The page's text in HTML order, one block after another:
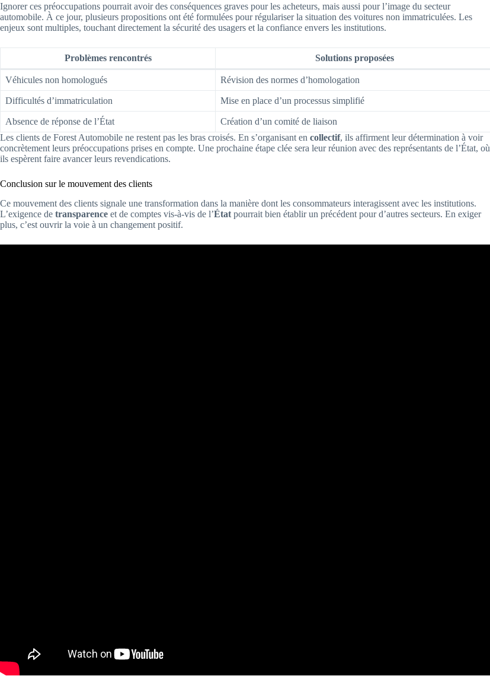
Ignorer ces préoccupations pourrait avoir des conséquences graves pour les acheteurs, mais aussi pour l’image du secteur
automobile. À ce jour, plusieurs propositions ont été formulées pour régulariser la situation des voitures non immatriculées. Les
enjeux sont multiples, touchant directement la sécurité des usagers et la confiance envers les institutions.
Problèmes rencontrés Solutions proposées
Véhicules non homologués Révision des normes d’homologation
Difficultés d’immatriculation Mise en place d’un processus simplifié
Absence de réponse de l’État
Création d’un comité de liaison
Les clients de Forest Automobile ne restent pas les bras croisés. En s’organisant en collectif, ils affirment leur détermination à voir
concrètement leurs préoccupations prises en compte. Une prochaine étape clée sera leur réunion avec des représentants de l’État, où
ils espèrent faire avancer leurs revendications.
Conclusion sur le mouvement des clients
Ce mouvement des clients signale une transformation dans la manière dont les consommateurs interagissent avec les institutions.
L’exigence de transparence et de comptes vis-à-vis de l’État pourrait bien établir un précédent pour d’autres secteurs. En exiger
plus, c’est ouvrir la voie à un changement positif.